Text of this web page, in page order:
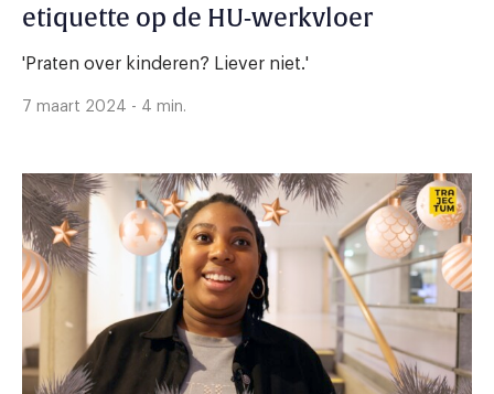
etiquette op de HU-werkvloer
'Praten over kinderen? Liever niet.'
7 maart 2024 - 4 min.